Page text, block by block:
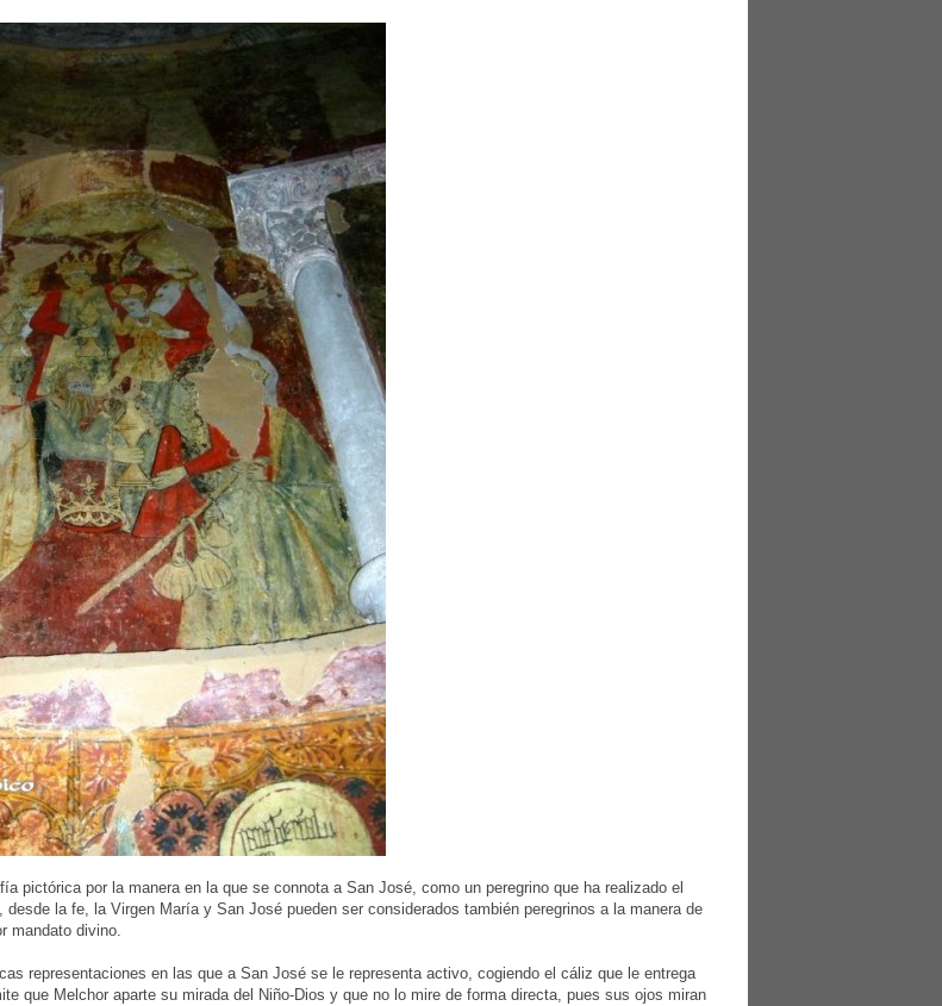
pictórica por la manera en la que se connota a San José, como un peregrino que ha realizado el
la fe, la Virgen María y San José pueden ser considerados también peregrinos a la manera de
mandato divino.
representaciones en las que a San José se le representa activo, cogiendo el cáliz que le entrega
que Melchor aparte su mirada del Niño-Dios y que no lo mire de forma directa, pues sus ojos miran